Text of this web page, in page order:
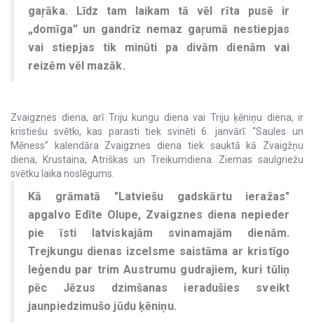
gaŗāka. Līdz tam laikam tā vēl rīta pusē ir
„domīga” un gandrīz nemaz gaŗumā nestiepjas
vai stiepjas tik minūti pa divām dienām vai
reizēm vēl mazāk.
Zvaigznes diena, arī Triju kungu diena vai Triju ķēniņu diena, ir
kristiešu svētki, kas parasti tiek svinēti 6. janvārī. “Saules un
Mēness” kalendāra Zvaigznes diena tiek sauktā kā Zvaigžņu
diena, Krustaina, Atriškas un Treikumdiena. Ziemas saulgriežu
svētku laika noslēgums.
Kā grāmatā "Latviešu gadskārtu ieražas"
apgalvo Edīte Olupe, Zvaigznes diena nepieder
pie īsti latviskajām svinamajām dienām.
Trejkungu dienas izcelsme saistāma ar kristīgo
leģendu par trim Austrumu gudrajiem, kuri tūliņ
pēc Jēzus dzimšanas ieradušies sveikt
jaunpiedzimušo jūdu ķēniņu.